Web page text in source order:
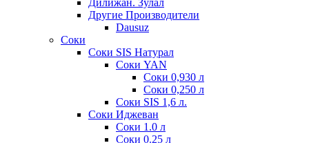
Дилижан. Зулал
Другие Производители
Dausuz
Соки
Соки SIS Натурал
Соки YAN
Соки 0,930 л
Соки 0,250 л
Соки SIS 1,6 л.
Соки Иджеван
Соки 1.0 л
Соки 0.25 л